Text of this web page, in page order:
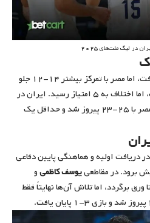
در لیگ ملت‌های ۲۰۲۵
ست سوم امتیاز به امتیاز پیش رفت، اما مصر با تمرکز بیشتر ۱۴-۱۲ جلو
وقت استراحت گرفت، اما اختلاف به ۵ امتیاز رسید. ایران در
لحظاتی اختلاف را کاهش داد، اما مصر با ۲۵-۲۳ پیروز شد و حداقل یک
دریافت اولیه و هماهنگی پایین دفاعی
برود. در مقاطعییوسف کاظمیو
ورق برگردد، اما تلاش آن‌ها نهایتاً فقط